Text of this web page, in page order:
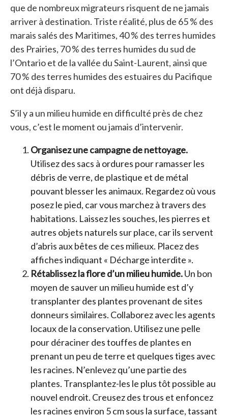
que de nombreux migrateurs risquent de ne jamais
arriver à destination. Triste réalité, plus de 65 % des
marais salés des Maritimes, 40 % des terres humides
des Prairies, 70 % des terres humides du sud de
l’Ontario et de la vallée du Saint-Laurent, ainsi que
70 % des terres humides des estuaires du Pacifique
ont déjà disparu.
S’il y a un milieu humide en difficulté près de chez
vous, c’est le moment ou jamais d’intervenir.
Organisez une campagne de nettoyage.
Utilisez des sacs à ordures pour ramasser les
débris de verre, de plastique et de métal
pouvant blesser les animaux. Regardez où vous
posez le pied, car vous marchez à travers des
habitations. Laissez les souches, les pierres et
autres objets naturels sur place, car ils servent
d’abris aux bêtes de ces milieux. Placez des
affiches indiquant « Décharge interdite ».
Rétablissez la flore d’un milieu humide.Un bon
moyen de sauver un milieu humide est d’y
transplanter des plantes provenant de sites
donneurs similaires. Collaborez avec les agents
locaux de la conservation. Utilisez une pelle
pour déraciner des touffes de plantes en
prenant un peu de terre et quelques tiges avec
les racines. N’enlevez qu’une partie des
plantes. Transplantez-les le plus tôt possible au
nouvel endroit. Creusez des trous et enfoncez
les racines environ 5 cm sous la surface, tassant